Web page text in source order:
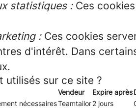
statistiques :Ces
:Ces cookies
d'intérêt. Dans
utilisés sur ce site ?
Vendeur Expire après
nécessairesTeamtailor2 jours